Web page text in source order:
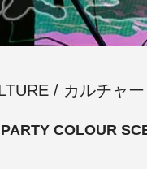
/ カルチャー
COLOUR